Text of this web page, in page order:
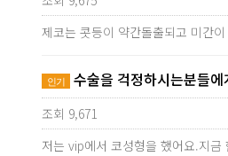
제코는 콧등이 약간돌출되고 미간
인기 수술을 걱정하시는분들
조회 9,671
저는 vip에서 코성형을 했어요.지